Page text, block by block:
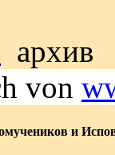
архив
von
и